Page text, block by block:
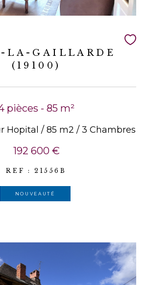
LA-GAILLARDE
(19100)
pièces - 85 m²
Hopital / 85 m2 / 3 Chambres
192 600 €
REF : 21556B
NOUVEAUTÉ